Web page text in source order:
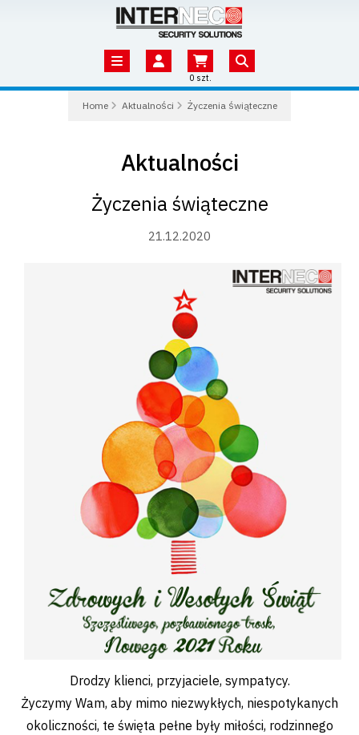
0 szt.
Home Aktualności Życzenia świąteczne
Aktualności
Życzenia świąteczne
21.12.2020
Drodzy klienci, przyjaciele, sympatycy.
Życzymy Wam, aby mimo niezwykłych, niespotykanych
okoliczności, te święta pełne były miłości, rodzinnego